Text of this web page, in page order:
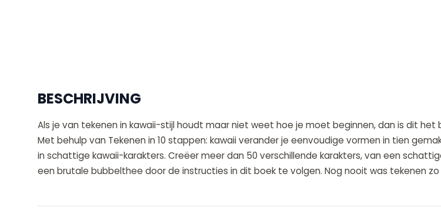
BESCHRIJVING
Als je van tekenen in kawaii-stijl houdt maar niet weet hoe je moet beginnen, dan is dit het
Met behulp van Tekenen in 10 stappen: kawaii verander je eenvoudige vormen in tien
in schattige kawaii-karakters. Creëer meer dan 50 verschillende karakters, van een
een brutale bubbelthee door de instructies in dit boek te volgen. Nog nooit was tekenen zo